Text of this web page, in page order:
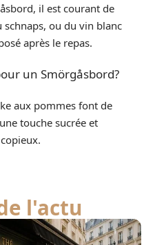
il est courant de
ou du vin blanc
après le repas.
un Smörgåsbord?
aux pommes font de
touche sucrée et
l'actu